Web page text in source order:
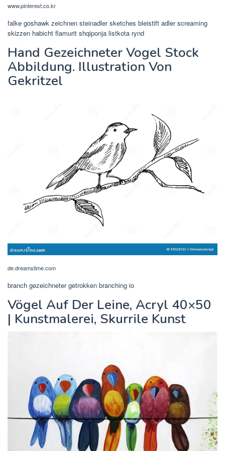
www.pinterest.co.kr
falke goshawk zeichnen steinadler sketches bleistift adler screaming
skizzen habicht flamurit shqiponja listkota rynd
Hand Gezeichneter Vogel Stock
Abbildung. Illustration Von
Gekritzel
de.dreamstime.com
branch gezeichneter getrokken branching io
Vögel Auf Der Leine, Acryl 40×50
| Kunstmalerei, Skurrile Kunst